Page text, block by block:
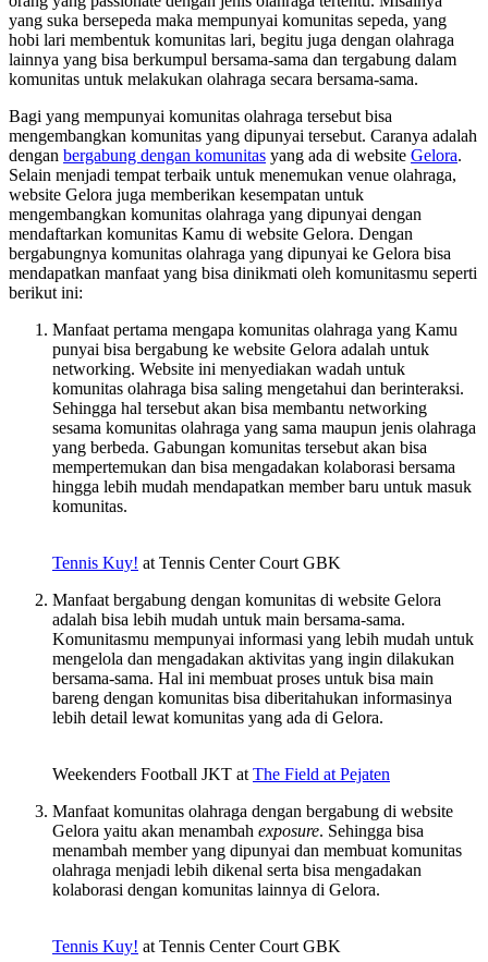
yang suka bersepeda maka mempunyai komunitas sepeda, yang
hobi lari membentuk komunitas lari, begitu juga dengan olahraga
lainnya yang bisa berkumpul bersama-sama dan tergabung dalam
komunitas untuk melakukan olahraga secara bersama-sama.
Bagi yang mempunyai komunitas olahraga tersebut bisa
mengembangkan komunitas yang dipunyai tersebut. Caranya adalah
dengan bergabung dengan komunitas yang ada di website Gelora.
Selain menjadi tempat terbaik untuk menemukan venue olahraga,
website Gelora juga memberikan kesempatan untuk
mengembangkan komunitas olahraga yang dipunyai dengan
mendaftarkan komunitas Kamu di website Gelora. Dengan
bergabungnya komunitas olahraga yang dipunyai ke Gelora bisa
mendapatkan manfaat yang bisa dinikmati oleh komunitasmu seperti
berikut ini:
Manfaat pertama mengapa komunitas olahraga yang Kamu
punyai bisa bergabung ke website Gelora adalah untuk
networking. Website ini menyediakan wadah untuk
komunitas olahraga bisa saling mengetahui dan berinteraksi.
Sehingga hal tersebut akan bisa membantu networking
sesama komunitas olahraga yang sama maupun jenis olahraga
yang berbeda. Gabungan komunitas tersebut akan bisa
mempertemukan dan bisa mengadakan kolaborasi bersama
hingga lebih mudah mendapatkan member baru untuk masuk
komunitas.
Tennis Kuy! at Tennis Center Court GBK
Manfaat bergabung dengan komunitas di website Gelora
adalah bisa lebih mudah untuk main bersama-sama.
Komunitasmu mempunyai informasi yang lebih mudah untuk
mengelola dan mengadakan aktivitas yang ingin dilakukan
bersama-sama. Hal ini membuat proses untuk bisa main
bareng dengan komunitas bisa diberitahukan informasinya
lebih detail lewat komunitas yang ada di Gelora.
Weekenders Football JKT at The Field at Pejaten
Manfaat komunitas olahraga dengan bergabung di website
Gelora yaitu akan menambah exposure. Sehingga bisa
menambah member yang dipunyai dan membuat komunitas
olahraga menjadi lebih dikenal serta bisa mengadakan
kolaborasi dengan komunitas lainnya di Gelora.
Tennis Kuy! at Tennis Center Court GBK